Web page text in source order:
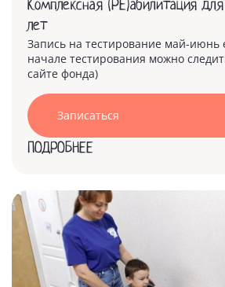
Комплексная (РЕ)абилитация
лет
Запись на тестирование май-июнь
начале тестирования можно
сайте фонда)
Записаться
ПОДРОБНЕЕ